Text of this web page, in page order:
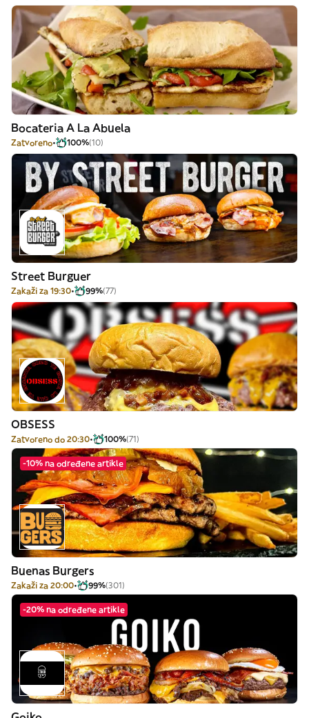
Bocateria A La Abuela
Zatvoreno 100%(10)
Street Burguer
Zakaži za 19:30 99%(77)
OBSESS
Zatvoreno do 20:30 100%(71)
-10% na određene artikle
Buenas Burgers
Zakaži za 20:00 99%(301)
-20% na određene artikle